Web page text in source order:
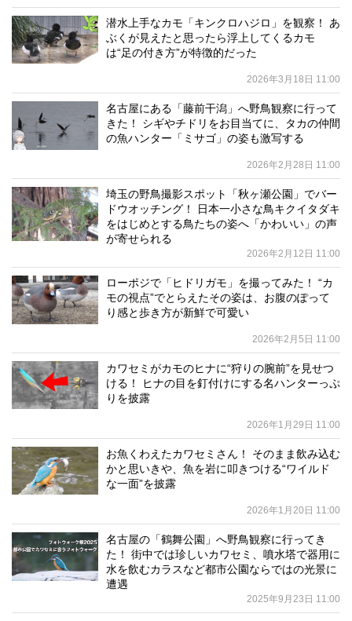
潜水上手なカモ「キンクロハジロ」を観察！ あ
ぶくが見えたと思ったら浮上してくるカモ
は“足の付き方”が特徴的だった
2026年3月18日 11:00
名古屋にある「藤前干潟」へ野鳥観察に行って
きた！ シギやチドリをお目当てに、タカの仲間
の魚ハンター「ミサゴ」の姿も激写する
2026年2月28日 11:00
埼玉の野鳥撮影スポット「秋ヶ瀬公園」でバー
ドウオッチング！ 日本一小さな鳥キクイタダキ
をはじめとする鳥たちの姿へ「かわいい」の声
が寄せられる
2026年2月12日 11:00
ローポジで「ヒドリガモ」を撮ってみた！ “カ
モの視点”でとらえたその姿は、お腹のぽって
り感と歩き方が新鮮で可愛い
2026年2月5日 11:00
カワセミがカモのヒナに“狩りの腕前”を見せつ
ける！ ヒナの目を釘付けにする名ハンターっぷ
りを披露
2026年1月29日 11:00
お魚くわえたカワセミさん！ そのまま飲み込む
かと思いきや、魚を岩に叩きつける“ワイルド
な一面”を披露
2026年1月20日 11:00
名古屋の「鶴舞公園」へ野鳥観察に行ってき
た！ 街中では珍しいカワセミ、噴水塔で器用に
水を飲むカラスなど都市公園ならではの光景に
遭遇
2025年9月23日 11:00